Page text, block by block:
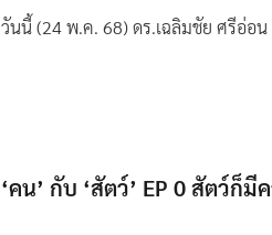
วันนี้ (24 พ.ค. 68) ดร.เฉลิมชัย ศรีอ่อ
‘คน’ กับ ‘สัตว์’ EP 0 สัตว์ก็มี